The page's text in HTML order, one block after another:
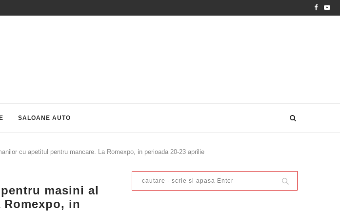
SALOANE AUTO
cu apetitul pentru mancare. La Romexpo, in perioada 20-23 aprilie
masini al
in